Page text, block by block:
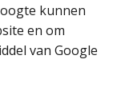
kunnen
en om
van Google